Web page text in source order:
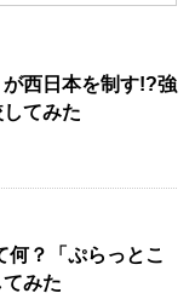
が西日本を制す!?強
てみた
？「ぷらっとこ
みた